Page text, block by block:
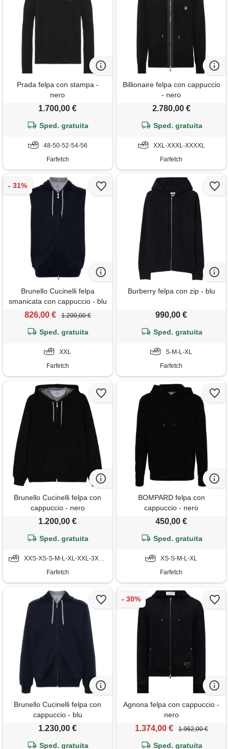
Prada felpa con stampa -
nero
1.700,00 €
Sped. gratuita
48-50-52-54-56
Farfetch
Billionaire felpa con cappuccio
- nero
2.780,00 €
Sped. gratuita
XXL-XXXL-XXXXL
Farfetch
Brunello Cucinelli felpa
smanicata con cappuccio - blu
826,00 € 1.200,00 €
Sped. gratuita
XXL
Farfetch
Burberry felpa con zip - blu
990,00 €
Sped. gratuita
S-M-L-XL
Farfetch
Brunello Cucinelli felpa con
cappuccio - nero
1.200,00 €
Sped. gratuita
XXS-XS-S-M-L-XL-XXL-3XL-4XL
Farfetch
BOMPARD felpa con
cappuccio - nero
450,00 €
Sped. gratuita
XS-S-M-L-XL
Farfetch
Brunello Cucinelli felpa con
cappuccio - blu
1.230,00 €
Sped. gratuita
Agnona felpa con cappuccio -
nero
1.374,00 € 1.962,00 €
Sped. gratuita